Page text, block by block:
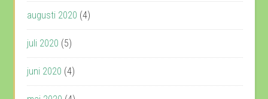
augusti 2020 (4)
juli 2020 (5)
juni 2020 (4)